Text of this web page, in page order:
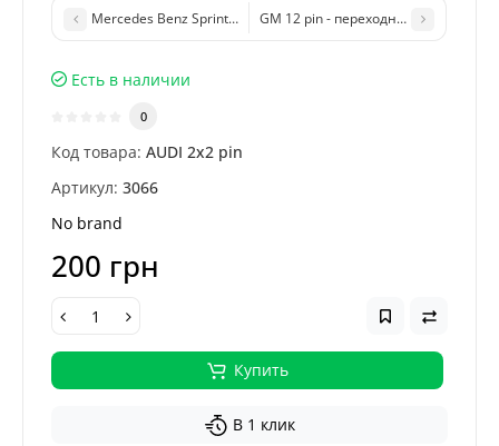
Mercedes Benz Sprinter, VW LT 14 pin - переходник OBD2
GM 12 pin - переходник OBD2 для
Есть в наличии
0
Код товара: AUDI 2x2 pin
Артикул: 3066
No brand
200 грн
Купить
В 1 клик